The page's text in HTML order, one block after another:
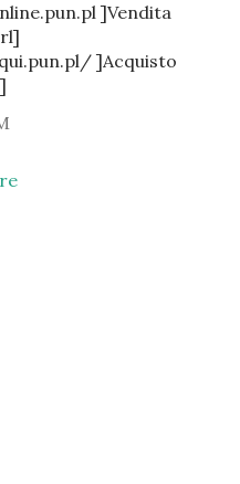
]Vendita
]Acquisto